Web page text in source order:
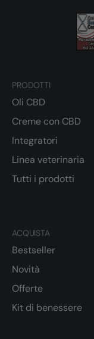
PRODOTTI
Oli CBD
Creme con CBD
Integratori
Linea veterinaria
Tutti i prodotti
ACQUISTA
Bestseller
Novità
Offerte
Kit di benessere